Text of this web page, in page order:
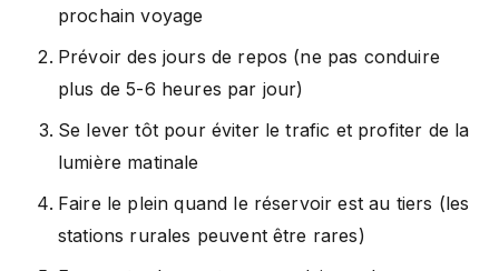
prochain voyage
Prévoir des jours de repos (ne pas conduire
plus de 5-6 heures par jour)
Se lever tôt pour éviter le trafic et profiter de la
lumière matinale
Faire le plein quand le réservoir est au tiers (les
stations rurales peuvent être rares)